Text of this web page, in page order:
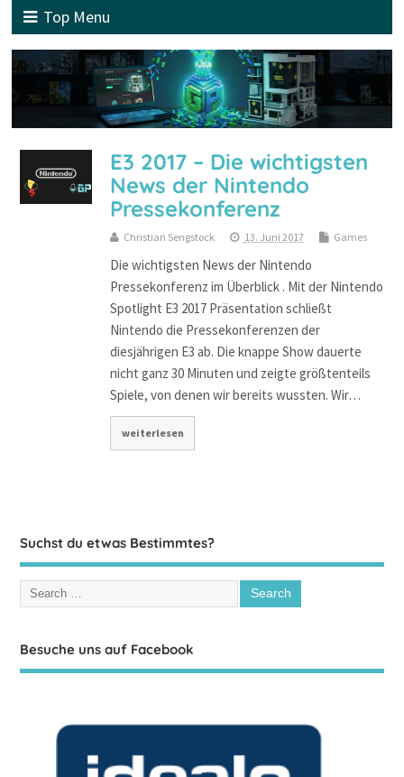
Top Menu
E3 2017 – Die wichtigsten
News der Nintendo
Pressekonferenz
Christian Sengstock 13. Juni 2017 Games
Die wichtigsten News der Nintendo
Pressekonferenz im Überblick . Mit der Nintendo
Spotlight E3 2017 Präsentation schließt
Nintendo die Pressekonferenzen der
diesjährigen E3 ab. Die knappe Show dauerte
nicht ganz 30 Minuten und zeigte größtenteils
Spiele, von denen wir bereits wussten. Wir…
weiterlesen
Suchst du etwas Bestimmtes?
Besuche uns auf Facebook